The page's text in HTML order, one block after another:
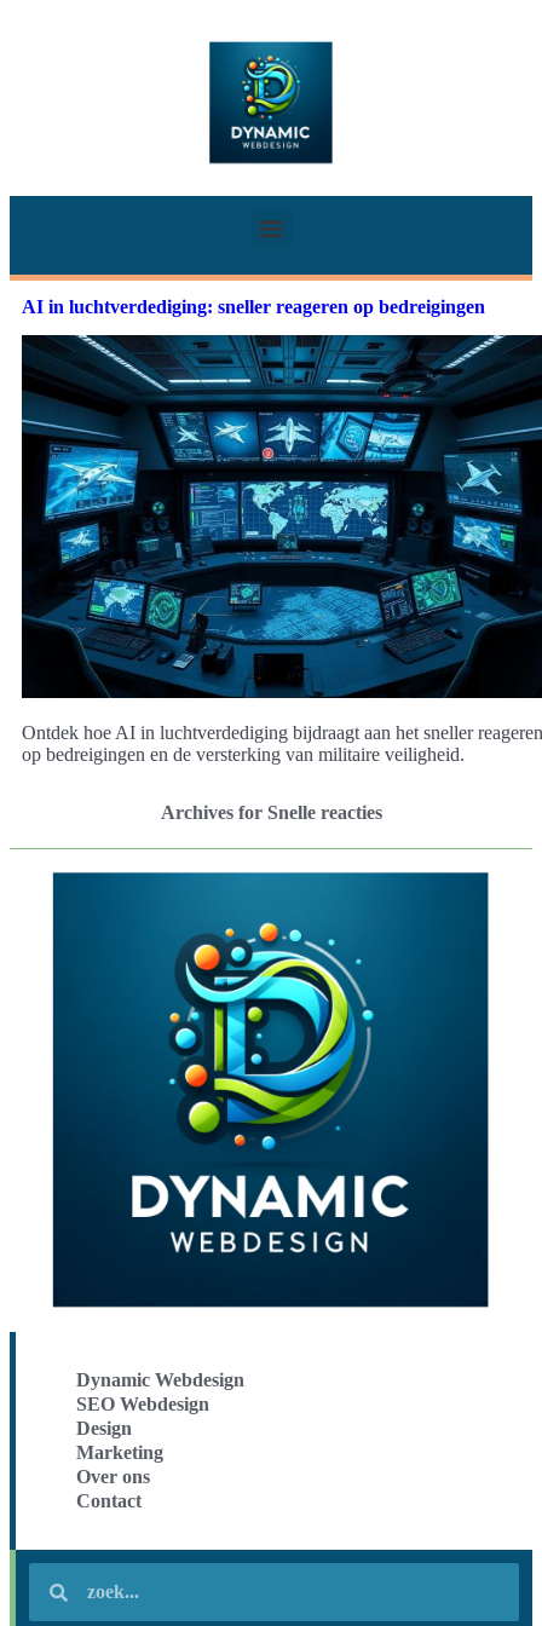
AI in luchtverdediging: sneller reageren op bedreigingen
Ontdek hoe AI in luchtverdediging bijdraagt aan het sneller reageren
op bedreigingen en de versterking van militaire veiligheid.
Archives for Snelle reacties
Dynamic Webdesign
SEO Webdesign
Design
Marketing
Over ons
Contact